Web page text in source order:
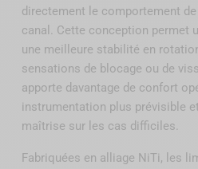
directement le comportement
canal. Cette conception permet
une meilleure stabilité en
sensations de blocage ou de
apporte davantage de confort
instrumentation plus prévisible
maîtrise sur les cas difficiles.
Fabriquées en alliage NiTi, les